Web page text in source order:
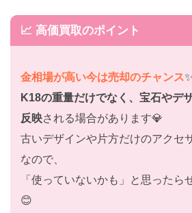
📈 高価買取のポイント
金相場が高い今は売却のチャンス✨
K18の重量だけでなく、宝石やデ
反映される場合があります💎
古いデザインや片方だけのアクセ
なので、
「使っていないかも」と思ったら
😊